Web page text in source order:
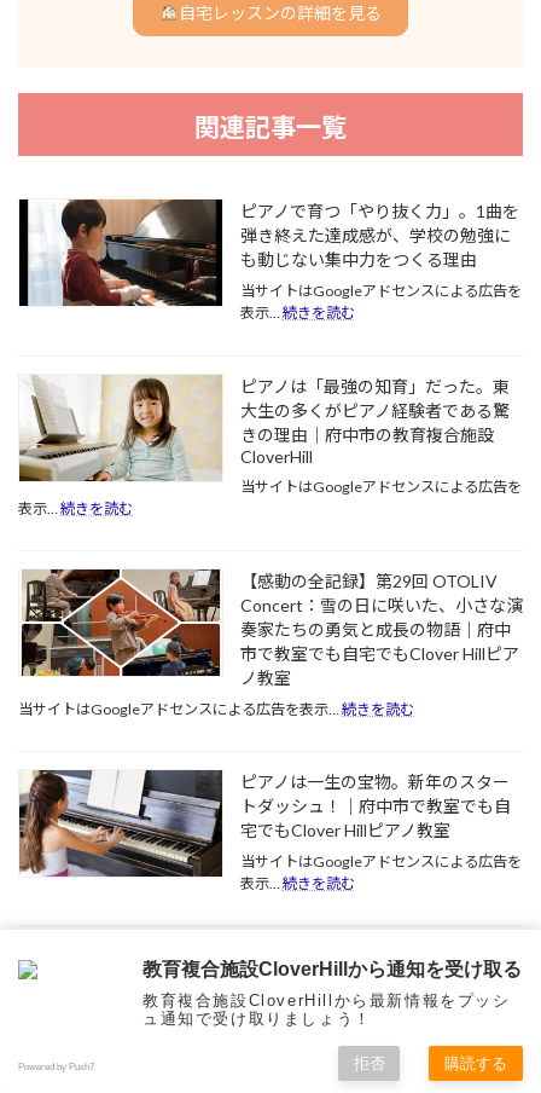
自宅レッスンの詳細を見る
関連記事一覧
ピアノで育つ「やり抜く力」。1曲を
弾き終えた達成感が、学校の勉強に
も動じない集中力をつくる理由
当サイトはGoogleアドセンスによる広告を
表示…続きを読む:
で
育
つ
り
曲
を
弾
き
た
感
が、
学
の
勉
も
動
じ
な
い
集
ピアノは「最強の知育」だった。東
大生の多くがピアノ経験者である驚
きの理由｜府中市の教育複合施設
CloverHill
当サイトはGoogleアドセンスによる広告を
表示… 続きを読む
ノ
は
「最
強
の
知
だ
東
大
生
の
多
ア
ノ
経
験
【感動の全記録】第29回 OTOLIV
Concert：雪の日に咲いた、小さな演
奏家たちの勇気と成長の物語｜府中
市で教室でも自宅でもClover Hillピア
ノ教室
当サイトはGoogleアドセンスによる広告を表示… 続きを読む
全
記
録】
第
の
日
ピアノは一生の宝物。新年のスター
トダッシュ！｜府中市で教室でも自
宅でもClover Hillピアノ教室
当サイトはGoogleアドセンスによる広告を
表示…続きを読む:
ア
は
生
宝
物。
目標達成の喜びを体感！発表会まで
のプロセスが子供を変える理由｜府
中市で教室でも自宅でもClover Hillピ
アノ教室
当サイトはGoogleアドセンスによる広告を
教育複合施設CloverHillから通知を受け取る
教育複合施設CloverHillから最新情報をプッシ
ュ通知で受け取りましょう！
Powered by Push7 拒否 購読する